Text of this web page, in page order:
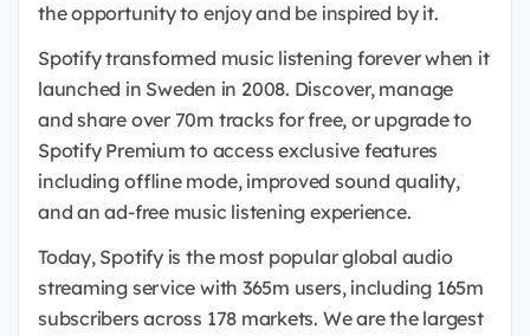
the opportunity to enjoy and be inspired by it.
Spotify transformed music listening forever when it
launched in Sweden in 2008. Discover, manage
and share over 70m tracks for free, or upgrade to
Spotify Premium to access exclusive features
including offline mode, improved sound quality,
and an ad-free music listening experience.
Today, Spotify is the most popular global audio
streaming service with 365m users, including 165m
subscribers across 178 markets. We are the largest